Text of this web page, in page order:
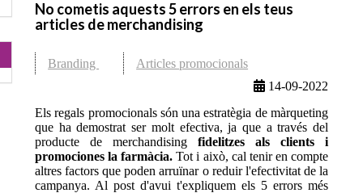
No cometis aquests 5 errors en els teus
articles de merchandising
Branding
Articles promocionals
14-09-2022
Els regals promocionals són una estratègia de màrqueting
que ha demostrat ser molt efectiva, ja que a través del
producte de merchandising fidelitzes als clients i
promociones la farmàcia. Tot i això, cal tenir en compte
altres factors que poden arruïnar o reduir l'efectivitat de la
campanya. Al post d'avui t'expliquem els 5 errors més